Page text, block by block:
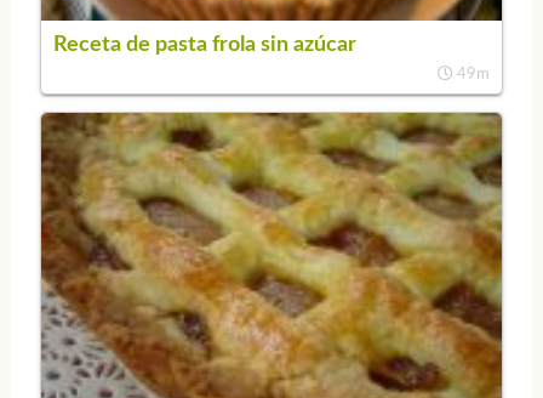
Receta de pasta frola sin azúcar
49m